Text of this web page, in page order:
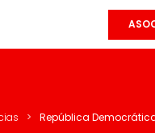
> República